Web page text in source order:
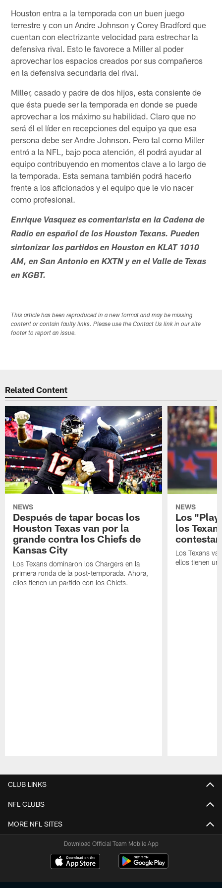
Houston entra a la temporada con un buen juego
terrestre y con un Andre Johnson y Corey Bradford que
cuentan con electrizante velocidad para estrechar la
defensiva rival. Esto le favorece a Miller al poder
aprovechar los espacios creados por sus compañeros
en la defensiva secundaria del rival.
Miller, casado y padre de dos hijos, esta consiente de
que ésta puede ser la temporada en donde se puede
aprovechar a los máximo su habilidad. Claro que no
será él el líder en recepciones del equipo ya que esa
persona debe ser Andre Johnson. Pero tal como Miller
entró a la NFL, bajo poca atención, él podrá ayudar al
equipo contribuyendo en momentos clave a lo largo de
la temporada. Esta semana también podrá hacerlo
frente a los aficionados y el equipo que le vio nacer
como profesional.
Enrique Vasquez es comentarista en la Cadena de
Radio en español de los Houston Texans. Pueden
sintonizar los partidos en Houston en KLAT 1010
AM, en San Antonio en KXTN y en el Valle de Texas
en KGBT.
This article has been reproduced in a new format and may be missing
content or contain faulty links. Please use the Contact Us link in our site
footer to report an issue.
Related Content
NEWS
Después de tapar bocas los
Houston Texas van por la
grande contra los Chiefs de
Kansas City
Los Texans dominaron los Chargers en la
primera ronda de la post-temporada. Ahora,
ellos tienen un partido con los Chiefs.
NEWS
Los
los
contestar
Los Texans
ellos tienen un
CLUB LINKS
NFL CLUBS
MORE NFL SITES
Download Official Team Mobile App